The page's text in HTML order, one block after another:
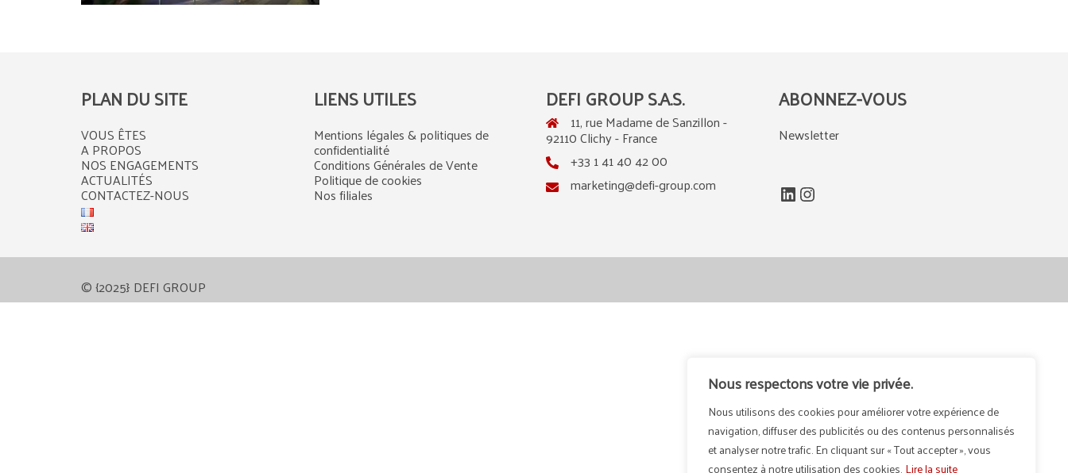
Nous respectons votre vie privée.
Nous utilisons des cookies pour améliorer votre expérience de
navigation, diffuser des publicités ou des contenus personnalisés
et analyser notre trafic. En cliquant sur « Tout accepter », vous
consentez à notre utilisation des cookies. Lire la suite
PLAN DU SITE
VOUS ÊTES
A PROPOS
NOS ENGAGEMENTS
ACTUALITÉS
CONTACTEZ-NOUS
LIENS UTILES
Mentions légales & politiques de
confidentialité
Conditions Générales de Vente
Politique de cookies
Nos filiales
DEFI GROUP S.A.S.
11, rue Madame de Sanzillon -
92110 Clichy - France
+33 1 41 40 42 00
marketing@defi-group.com
ABONNEZ-VOUS
Newsletter
LinkedIn
Instagram
© {2025} DEFI GROUP